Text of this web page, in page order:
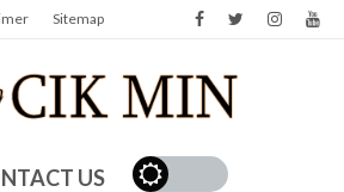
Sitemap
US